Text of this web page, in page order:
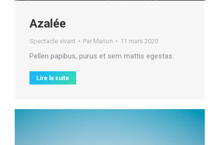
Azalée
Spectacle vivant Par Marion 11 mars 2020
Pellen papibus, purus et sem mattis egestas.
Lire la suite